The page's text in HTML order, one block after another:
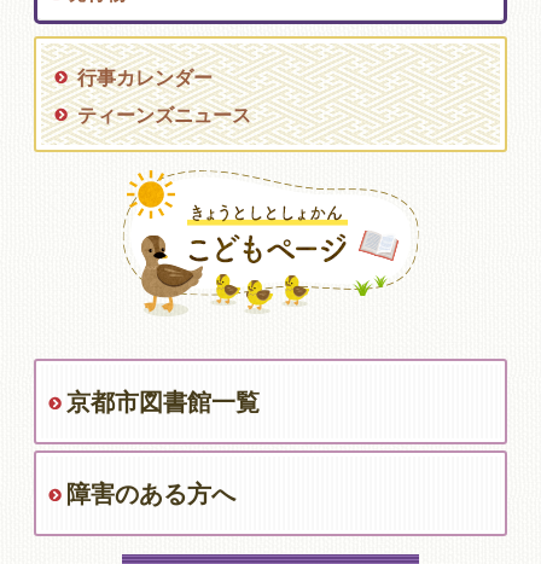
行事カレンダー
ティーンズニュース
京都市図書館一覧
障害のある方へ